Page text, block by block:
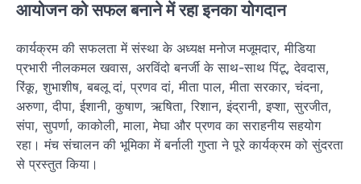
आयोजन को सफल बनाने में रहा इनका योगदान
कार्यक्रम की सफलता में संस्था के अध्यक्ष मनोज मजूमदार, मीडिया
प्रभारी नीलकमल खवास, अरविंदो बनर्जी के साथ-साथ पिंटू, देवदास,
रिंकू, शुभाशीष, बबलू दां, प्रणव दां, मीता पाल, मीता सरकार, चंदना,
अरुणा, दीपा, ईशानी, कुषाण, ऋषिता, रिशान, इंद्रानी, इप्शा, सुरजीत,
संपा, सुपर्णा, काकोली, माला, मेघा और प्रणव का सराहनीय सहयोग
रहा। मंच संचालन की भूमिका में बर्नाली गुप्ता ने पूरे कार्यक्रम को सुंदरता
से प्रस्तुत किया।